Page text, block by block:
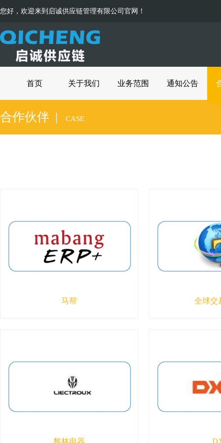
您好，欢迎来到启诚供应链管理有限公司官网！
首页 关于我们 业务范围 通知公告
合作伙伴 | CASE
马帮 全球交
黎林电器